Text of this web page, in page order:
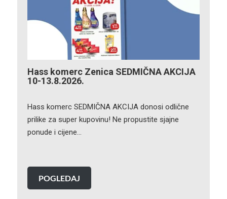
Hass komerc Zenica SEDMIČNA AKCIJA
10-13.8.2026.
Hass komerc SEDMIČNA AKCIJA donosi odlične
prilike za super kupovinu! Ne propustite sjajne
ponude i cijene…
POGLEDAJ